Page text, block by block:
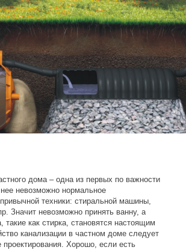
дома– одна из первых по важности
невозможно нормальное
техники: стиральной машины,
Значит невозможно принять ванну, а
такие как стирка, становятся настоящим
канализации в частном доме следует
проектирования. Хорошо, если есть